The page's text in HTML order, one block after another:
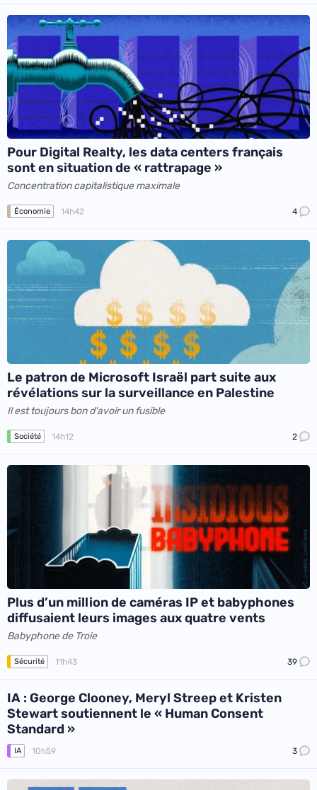
Pour Digital Realty, les data centers français
sont en situation de « rattrapage »
Concentration capitalistique maximale
Économie 14h42 4
Le patron de Microsoft Israël part suite aux
révélations sur la surveillance en Palestine
Il est toujours bon d'avoir un fusible
Société 14h12 2
Plus d’un million de caméras IP et babyphones
diffusaient leurs images aux quatre vents
Babyphone de Troie
Sécurité 11h43 39
IA : George Clooney, Meryl Streep et Kristen
Stewart soutiennent le « Human Consent
Standard »
IA 10h59 3